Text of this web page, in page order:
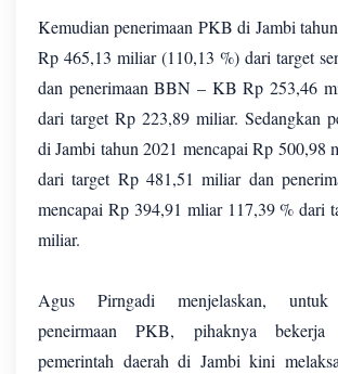
Kemudian penerimaan PKB di Jambi
Rp 465,13 miliar (110,13 %) dari target
dan penerimaan BBN – KB Rp 253,46
dari target Rp 223,89 miliar. Sedangkan
di Jambi tahun 2021 mencapai Rp 500,98
dari target Rp 481,51 miliar dan
mencapai Rp 394,91 mliar 117,39 % dari
miliar.
Agus Pirngadi menjelaskan, untuk
peneirmaan PKB, pihaknya bekerja
pemerintah daerah di Jambi kini